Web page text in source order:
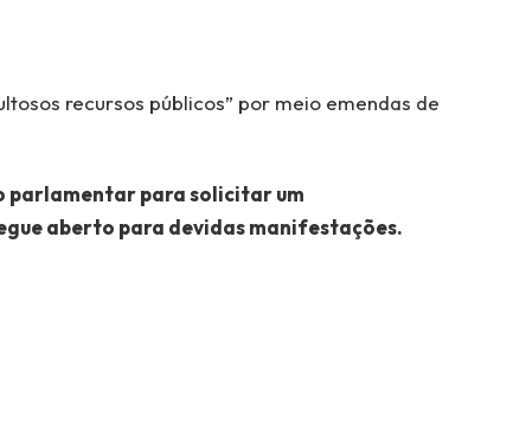
recursos públicos” por meio emendas de
parlamentar para solicitar um
aberto para devidas manifestações.